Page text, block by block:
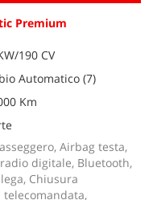
Premium
190 CV
Automatico (7)
Km
Airbag testa,
digitale, Bluetooth,
Chiusura